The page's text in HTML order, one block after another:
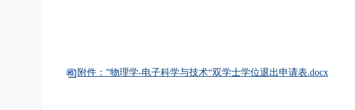
附件：”物理学-电子科学与技术“双学士学位退出申请表.docx